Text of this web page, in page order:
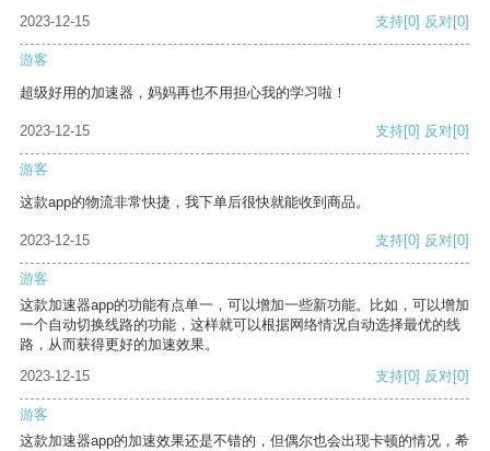
2023-12-15
支持[0] 反对[0]
游客
超级好用的加速器，妈妈再也不用担心我的学习啦！
2023-12-15 支持[0] 反对[0]
游客
这款app的物流非常快捷，我下单后很快就能收到商品。
2023-12-15 支持[0] 反对[0]
游客
这款加速器app的功能有点单一，可以增加一些新功能。比如，可以增加
一个自动切换线路的功能，这样就可以根据网络情况自动选择最优的线
路，从而获得更好的加速效果。
2023-12-15
支持[0] 反对[0]
游客
这款加速器app的加速效果还是不错的，但偶尔也会出现卡顿的情况，希